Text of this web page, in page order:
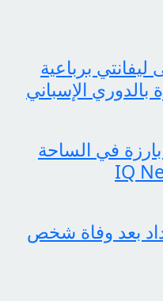
برباعية
الإسباني
في الساحة
بعد وفاة شخص